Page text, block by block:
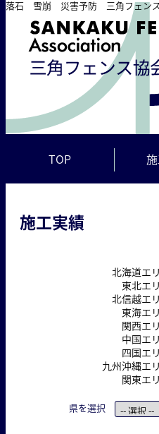
落石 雪崩 災害予防 三角フェン
TOP
施工実績
北海道エ
東北エ
北信越エ
東海エ
関西エ
中国エ
四国エ
九州沖縄エ
関東エ
県を選択